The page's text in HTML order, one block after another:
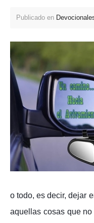
Publicado en
o todo, es decir, dejar
aquellas cosas que